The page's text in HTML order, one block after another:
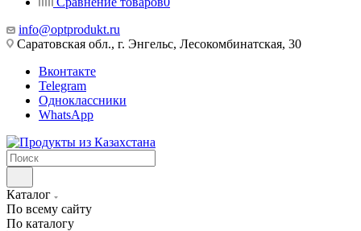
info@optprodukt.ru
Саратовская обл., г. Энгельс, Лесокомбинатская, 30
Вконтакте
Telegram
Одноклассники
WhatsApp
Каталог
По всему сайту
По каталогу